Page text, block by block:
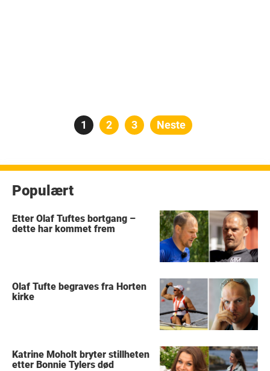
Posts
Side
1 Side
2 Side
3 Neste
Populært
Etter Olaf Tuftes bortgang –
dette har kommet frem
Olaf Tufte begraves fra Horten
kirke
Katrine Moholt bryter stillheten
etter Bonnie Tylers død